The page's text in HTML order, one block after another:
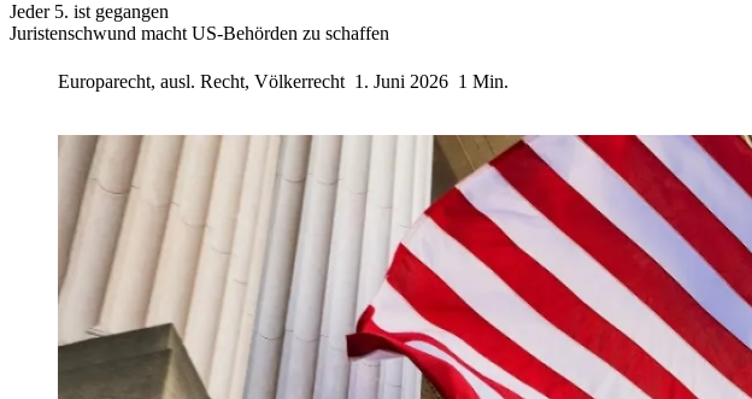
Jeder 5. ist gegangen
Juristenschwund macht US-Behörden zu schaffen
Europarecht, ausl. Recht, Völkerrecht 1. Juni 2026 1 Min.